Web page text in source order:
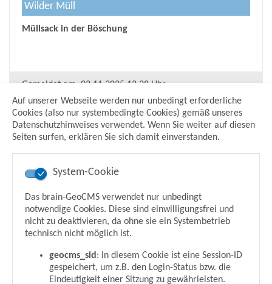
Auf unserer Webseite werden nur unbedingt erforderliche
Cookies (also nur systembedingte Cookies) gemäß unseres
Datenschutzhinweises verwendet. Wenn Sie weiter auf diesen
Seiten surfen, erklären Sie sich damit einverstanden.
System-Cookie
Das brain-GeoCMS verwendet nur unbedingt
notwendige Cookies. Diese sind einwilligungsfrei und
nicht zu deaktivieren, da ohne sie ein Systembetrieb
technisch nicht möglich ist.
geocms_sid: In diesem Cookie ist eine Session-ID
gespeichert, um z.B. den Login-Status bzw. die
Eindeutigkeit einer Sitzung zu gewährleisten.
Wilder Müll
Müllsack in der Böschung
Gemeldet am:02.11.2025 12:28 Uhr
Bearbeitet am:05.11.2025 16:08 Uhr
Status:
in Bearbeitung
Graffiti (öffentliche Gebäude/Flächen)
Am Petersberger bittweg - 53639 Königswinter
Sondermüll abgestellt. Bank beschmiert
Gemeldet am: 01.11.2025 16:52 Uhr
Bearbeitet am:05.11.2025 16:07 Uhr
Status:
in Bearbeitung